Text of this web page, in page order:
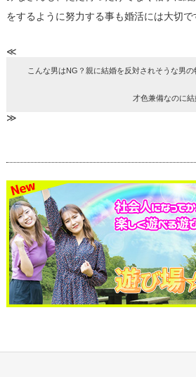
をするように努力する事も婚活には大切で
≪
こんな男はNG？親に結婚を反対されそうな男の
才色兼備なのに
≫